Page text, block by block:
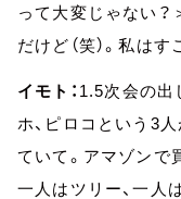
って大変じゃない？
だけど（笑）。私は
イモト： 1.5次会の出
ホ、ピロコという3
ていて。アマゾンで
一人はツリー、一人